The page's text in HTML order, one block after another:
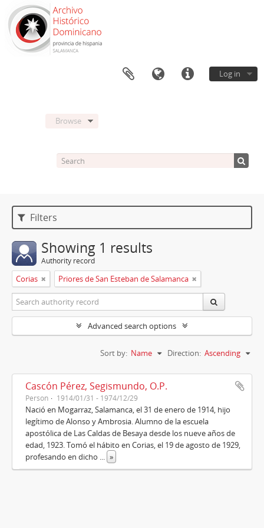
Log in
Browse
Filters
Showing 1 results
Authority record
Corias Priores de San Esteban de Salamanca
Advanced search options
Sort by: Name Direction: Ascending
Cascón Pérez, Segismundo, O.P.
Person 1914/01/31 - 1974/12/29
Nació en Mogarraz, Salamanca, el 31 de enero de 1914, hijo
legítimo de Alonso y Ambrosia. Alumno de la escuela
apostólica de Las Caldas de Besaya desde los nueve años de
edad, 1923. Tomó el hábito en Corias, el 19 de agosto de 1929,
profesando en dicho ... »